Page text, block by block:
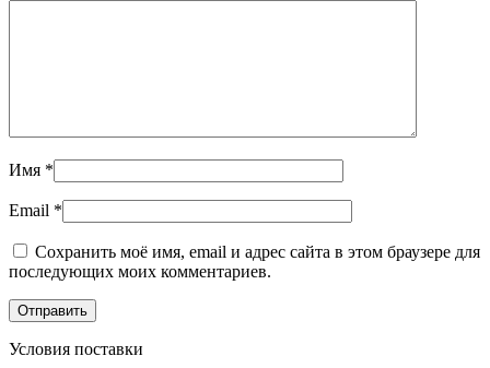
Имя *
Email *
Сохранить моё имя, email и адрес сайта в этом браузере для
последующих моих комментариев.
Условия поставки